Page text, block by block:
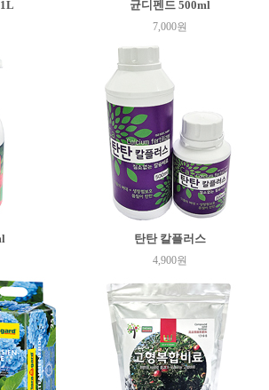
균디펜드 500ml
7,000원
탄탄 칼플러스
4,900원